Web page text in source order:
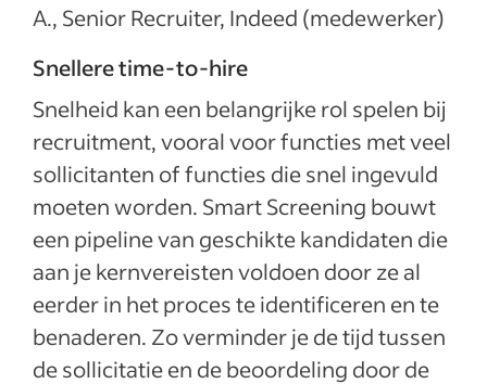
A., Senior Recruiter, Indeed (medewerker)
Snellere time-to-hire
Snelheid kan een belangrijke rol spelen bij
recruitment, vooral voor functies met veel
sollicitanten of functies die snel ingevuld
moeten worden. Smart Screening bouwt
een pipeline van geschikte kandidaten die
aan je kernvereisten voldoen door ze al
eerder in het proces te identificeren en te
benaderen. Zo verminder je de tijd tussen
de sollicitatie en de beoordeling door de